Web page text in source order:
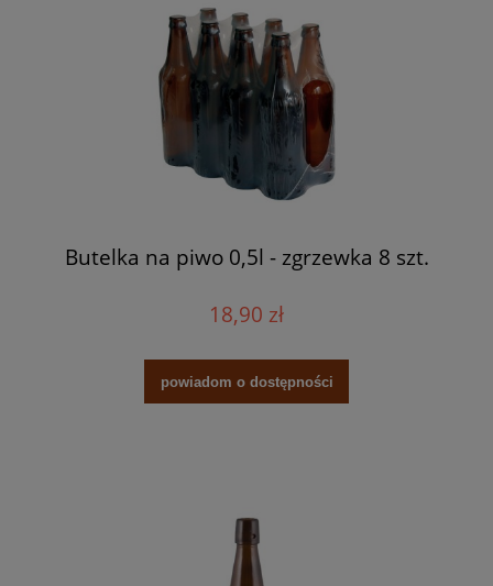
Butelka na piwo 0,5l - zgrzewka 8 szt.
18,90 zł
powiadom o dostępności